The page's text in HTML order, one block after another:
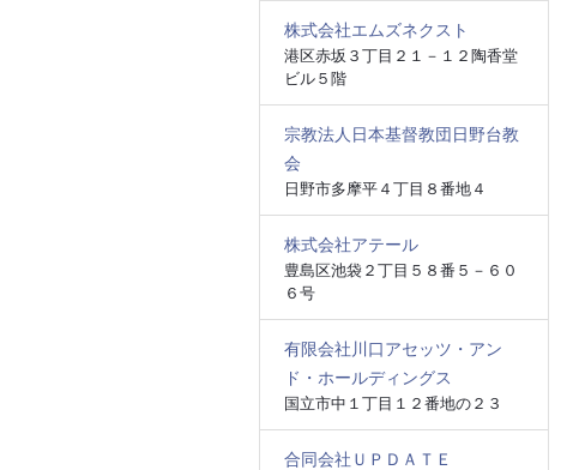
株式会社エムズネクスト
港区赤坂３丁目２１－１２陶香堂
ビル５階
宗教法人日本基督教団日野台教
会
日野市多摩平４丁目８番地４
株式会社アテール
豊島区池袋２丁目５８番５－６０
６号
有限会社川口アセッツ・アン
ド・ホールディングス
国立市中１丁目１２番地の２３
合同会社ＵＰＤＡＴＥ